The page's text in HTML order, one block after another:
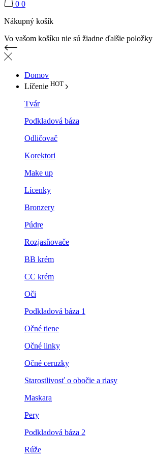
0 0
Nákupný košík
Vo vašom košíku nie sú žiadne ďalšie položky
Domov
Líčenie HOT
Tvár
Podkladová báza
Odličovač
Korektori
Make up
Lícenky
Bronzery
Púdre
Rozjasňovače
BB krém
CC krém
Oči
Podkladová báza 1
Očné tiene
Očné linky
Očné ceruzky
Starostlivosť o obočie a riasy
Maskara
Pery
Podkladová báza 2
Rúže